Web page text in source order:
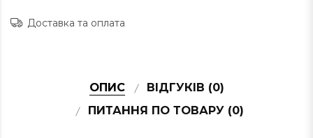
Доставка та оплата
ОПИС
ВІДГУКІВ (0)
ПИТАННЯ ПО ТОВАРУ (0)